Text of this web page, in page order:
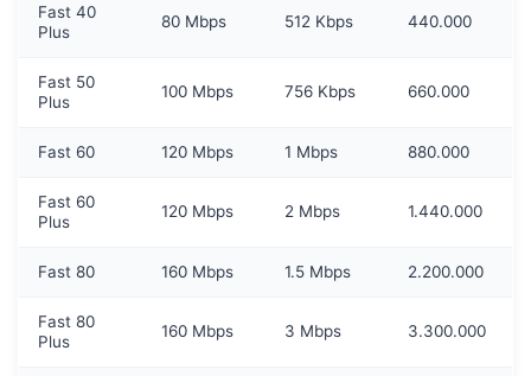
Fast 40
Plus
80 Mbps 512 Kbps 440.000
Fast 50
Plus
100 Mbps 756 Kbps 660.000
Fast 60 120 Mbps 1 Mbps 880.000
Fast 60
Plus
120 Mbps 2 Mbps 1.440.000
Fast 80 160 Mbps 1.5 Mbps 2.200.000
Fast 80
Plus
160 Mbps 3 Mbps 3.300.000